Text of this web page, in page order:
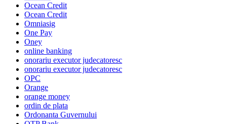
Ocean Credit
Ocean Credit
Omniasig
One Pay
Oney
online banking
onorariu executor judecatoresc
onorariu executor judecatoresc
OPC
Orange
orange money
ordin de plata
Ordonanta Guvernului